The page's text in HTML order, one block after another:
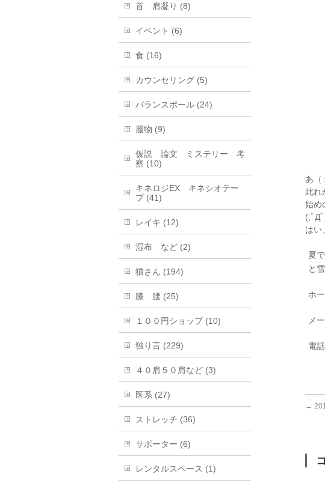
あ（
此れ
始め
(;ﾟД
はい
夏
と
ホ
メ
電
←
首 肩凝り (8)
イベント (6)
食 (16)
カウンセリング (5)
バランスボール (24)
履物 (9)
仮説 論文 ミステリー 考
察 (10)
キネロジEX キネシオテー
プ (41)
レイキ (12)
湿布 など (2)
猫さん (194)
膝 腰 (25)
１００円ショップ (10)
独り言 (229)
４０肩５０肩など (3)
医系 (27)
ストレッチ (36)
サポーター (6)
レンタルスペース (1)